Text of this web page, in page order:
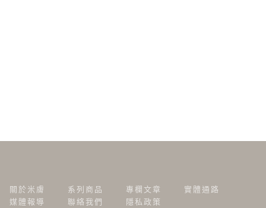
關於米膚 系列商品 專欄文章
實體通路
媒體報導
聯絡我們 隱私政策